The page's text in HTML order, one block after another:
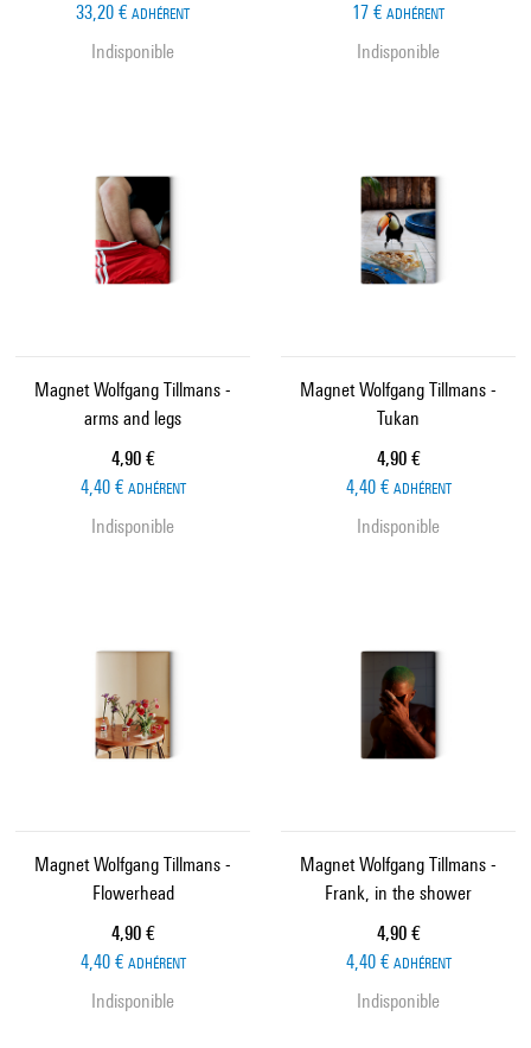
33,20 € ADHÉRENT
Indisponible
17 € ADHÉRENT
Indisponible
Magnet Wolfgang Tillmans -
arms and legs
Prix ​​actuel
4,90 €
4,40 € ADHÉRENT
Indisponible
Magnet Wolfgang Tillmans -
Tukan
Prix ​​actuel
4,90 €
4,40 € ADHÉRENT
Indisponible
Magnet Wolfgang Tillmans -
Flowerhead
Prix ​​actuel
4,90 €
4,40 € ADHÉRENT
Indisponible
Magnet Wolfgang Tillmans -
Frank, in the shower
Prix ​​actuel
4,90 €
4,40 € ADHÉRENT
Indisponible